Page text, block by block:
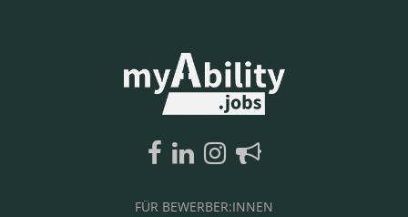
FÜR BEWERBER:INNEN